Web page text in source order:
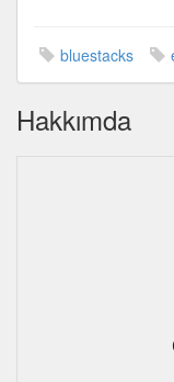
bluestacks
Hakkımda